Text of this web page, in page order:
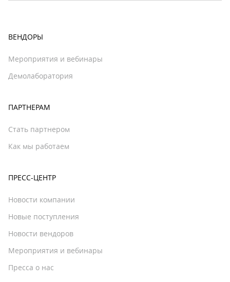
ВЕНДОРЫ
Мероприятия и вебинары
Демолаборатория
ПАРТНЕРАМ
Стать партнером
Как мы работаем
ПРЕСС-ЦЕНТР
Новости компании
Новые поступления
Новости вендоров
Мероприятия и вебинары
Пресса о нас